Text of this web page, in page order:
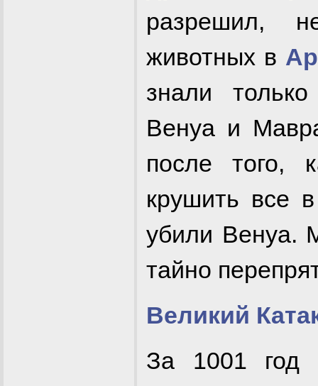
разрешил,
животных в
знали
Венуа и
после того,
крушить все
убили Венуа.
тайно
Великий
За 1001 год